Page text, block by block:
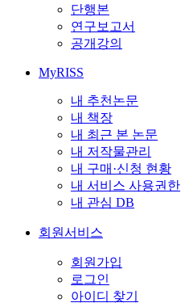
단행본
연구보고서
공개강의
MyRISS
내 추천논문
내 책장
내 최근 본 논문
내 저작물관리
내 구매·신청 현황
내 서비스 사용권한
내 관심 DB
회원서비스
회원가입
로그인
아이디 찾기